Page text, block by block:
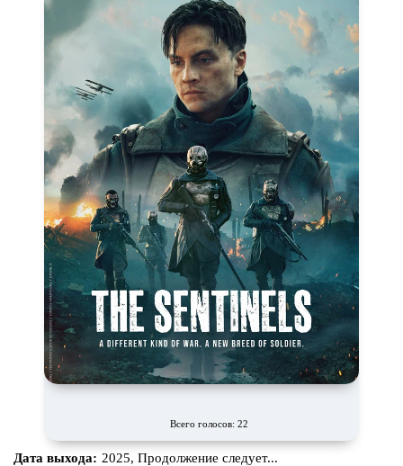
Всего голосов: 22
Дата выхода: 2025, Продолжение следует...